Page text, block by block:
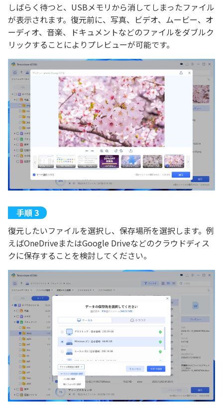
しばらく待つと、USBメモリから消してしまったファイル
が表示されます。復元前に、写真、ビデオ、ムービー、オ
ーディオ、音楽、ドキュメントなどのファイルをダブルク
リックすることによりプレビューが可能です。
復元したいファイルを選択し、保存場所を選択します。例
えばOneDriveまたはGoogle Driveなどのクラウドディス
クに保存することを検討してください。